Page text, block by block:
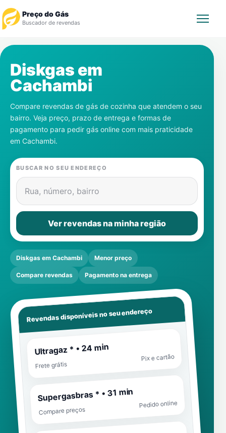
Preço do Gás
Buscador de revendas
Revendedor
Notícias
Cadastre-se
Gás
Contatos
Diskgas em
Cachambi
Compare revendas de gás de cozinha que atendem o seu
bairro. Veja preço, prazo de entrega e formas de
pagamento para pedir gás online com mais praticidade
em Cachambi.
BUSCAR NO SEU ENDEREÇO
Rua, número, bairro
Ver revendas na minha região
Diskgas em Cachambi Menor preço
Compare revendas Pagamento na entrega
Revendas disponíveis no seu endereço
Ultragaz * • 24 min
Frete grátis
Pix e cartão
Supergasbras * • 31 min
Compare preços
Pedido online